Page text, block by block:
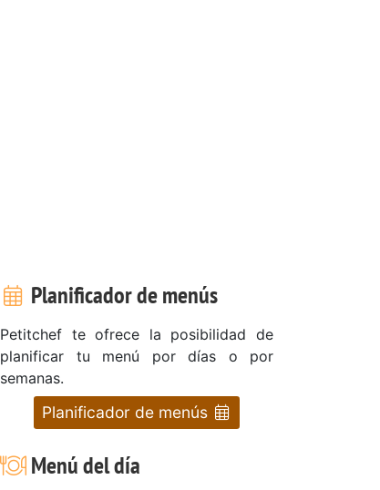
Planificador de menús
Petitchef te ofrece la posibilidad de
planificar tu menú por días o por
semanas.
Planificador de menús
Menú del día